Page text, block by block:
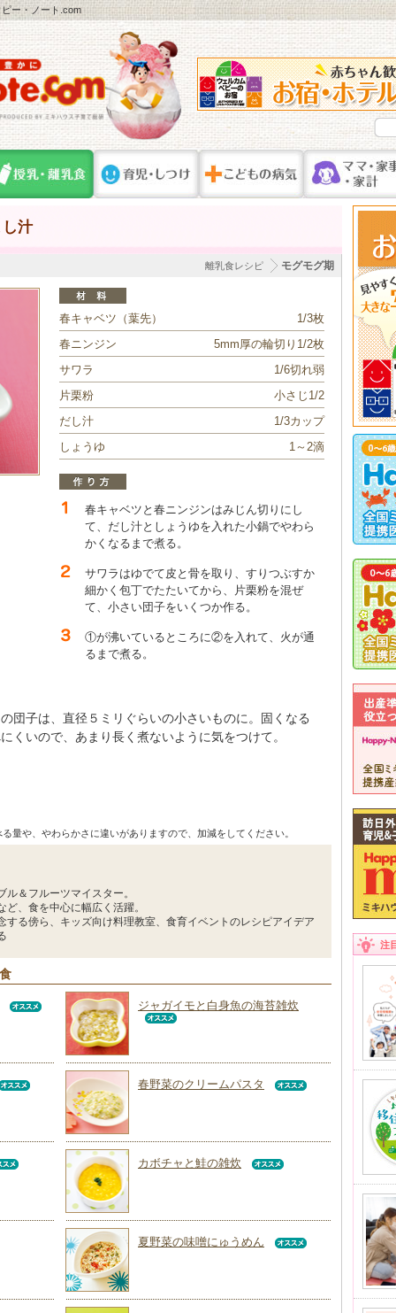
ー・ノート.com
汁
モグモグ期
離乳食レシピ
春キャベツ（葉先）
1/3枚
春ニンジン
5mm厚の輪切り1/2枚
サワラ
1/6切れ弱
片栗粉
小さじ1/2
だし汁
1/3カップ
しょうゆ
1～2滴
春キャベツと春ニンジンはみじん切りにし
て、だし汁としょうゆを入れた小鍋でやわら
かくなるまで煮る。
サワラはゆでて皮と骨を取り、すりつぶすか
細かく包丁でたたいてから、片栗粉を混ぜ
て、小さい団子をいくつか作る。
①が沸いているところに②を入れて、火が通
るまで煮る。
団子は、直径５ミリぐらいの小さいものに。固くなる
くいので、あまり長く煮ないように気をつけて。
量や、やわらかさに違いがありますので、加減をしてください。
ル＆フルーツマイスター。
ど、食を中心に幅広く活躍。
する傍ら、キッズ向け料理教室、食育イベントのレシピアイデア
ジャガイモと白身魚の海苔雑炊
春野菜のクリームパスタ
カボチャと鮭の雑炊
夏野菜の味噌にゅうめん
注